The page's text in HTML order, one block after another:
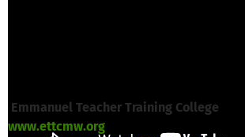
Emmanuel Teacher Training College
www.ettcmw.org